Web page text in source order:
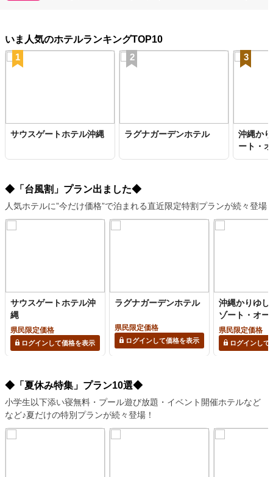
いま人気のホテルランキングTOP10
1
サウスゲートホテル沖縄
2
ラグナガーデンホテル
3
沖縄か
ート・
◆「台風割」プラン出ました◆
人気ホテルに”今だけ価格”で泊まれる直近限定特割プランが続々登場
サウスゲートホテル沖
縄
県民限定価格
ログインして価格を表示
ラグナガーデンホテル
県民限定価格
ログインして価格を表示
沖縄かりゆし
ゾート・オー
パ
県民限定価格
ログインして
◆「夏休み特集」プラン10選◆
小学生以下添い寝無料・プール遊び放題・イベント開催ホテルなど
など♪夏だけの特別プランが続々登場！